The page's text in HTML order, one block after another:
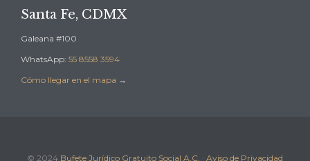
Santa Fe, CDMX
Galeana #100
WhatsApp: 55 8558 3594
Cómo llegar en el mapa →
© 2024 Bufete Jurídico Gratuito Social A.C. · Aviso de Privacidad